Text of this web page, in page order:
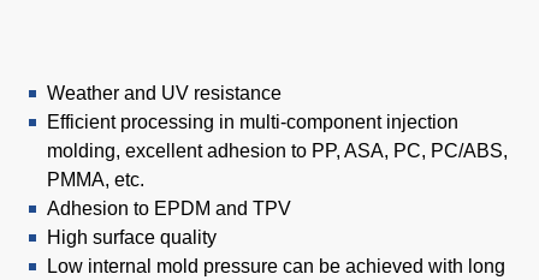
Accredited Laboratory services
Weather and UV resistance
Efficient processing in multi-component injection
molding, excellent adhesion to PP, ASA, PC, PC/ABS,
PMMA, etc.
Adhesion to EPDM and TPV
High surface quality
Low internal mold pressure can be achieved with long